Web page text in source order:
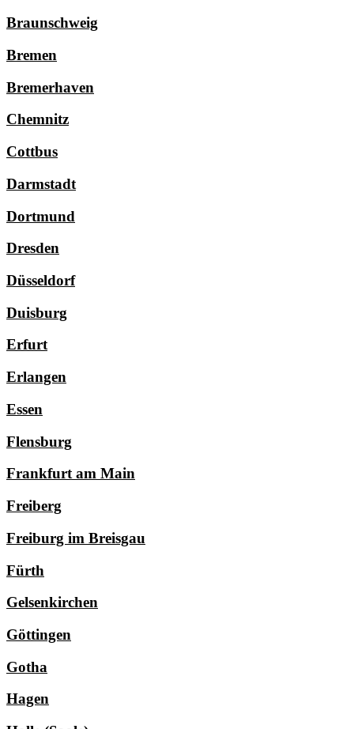
Braunschweig
Bremen
Bremerhaven
Chemnitz
Cottbus
Darmstadt
Dortmund
Dresden
Düsseldorf
Duisburg
Erfurt
Erlangen
Essen
Flensburg
Frankfurt am Main
Freiberg
Freiburg im Breisgau
Fürth
Gelsenkirchen
Göttingen
Gotha
Hagen